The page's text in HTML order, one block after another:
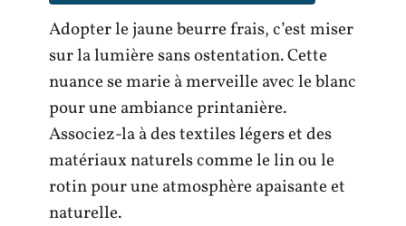
Adopter le jaune beurre frais, c’est miser
sur la lumière sans ostentation. Cette
nuance se marie à merveille avec le blanc
pour une ambiance printanière.
Associez-la à des textiles légers et des
matériaux naturels comme le lin ou le
rotin pour une atmosphère apaisante et
naturelle.